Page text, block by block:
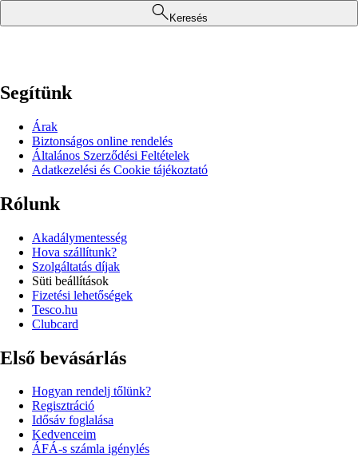
Keresés
Segítünk
Árak
Biztonságos online rendelés
Általános Szerződési Feltételek
Adatkezelési és Cookie tájékoztató
Rólunk
Akadálymentesség
Hova szállítunk?
Szolgáltatás díjak
Süti beállítások
Fizetési lehetőségek
Tesco.hu
Clubcard
Első bevásárlás
Hogyan rendelj tőlünk?
Regisztráció
Idősáv foglalása
Kedvenceim
ÁFÁ-s számla igénylés